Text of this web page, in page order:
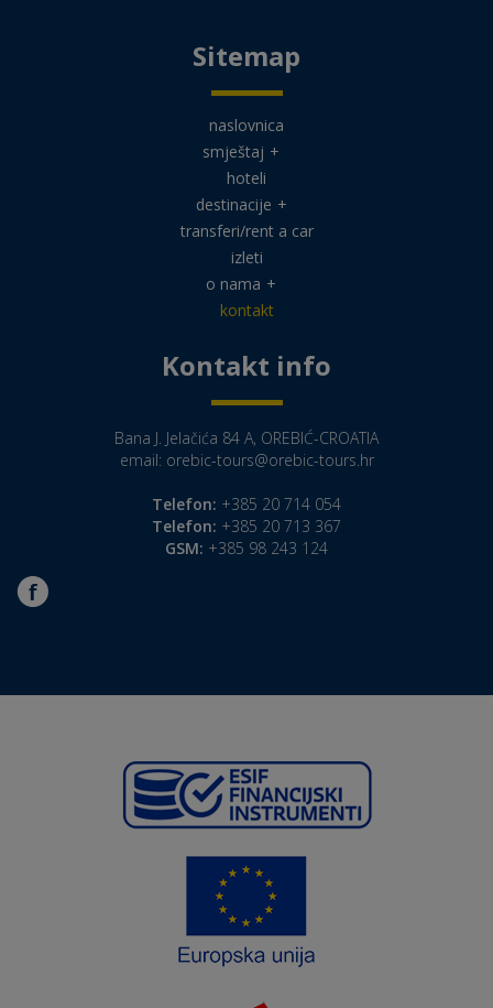
Sitemap
naslovnica
smještaj +
hoteli
destinacije +
transferi/rent a car
izleti
o nama +
kontakt
Kontakt info
Bana J. Jelačića 84 A, OREBIĆ-CROATIA
email: orebic-tours@orebic-tours.hr
Telefon: +385 20 714 054
Telefon: +385 20 713 367
GSM: +385 98 243 124